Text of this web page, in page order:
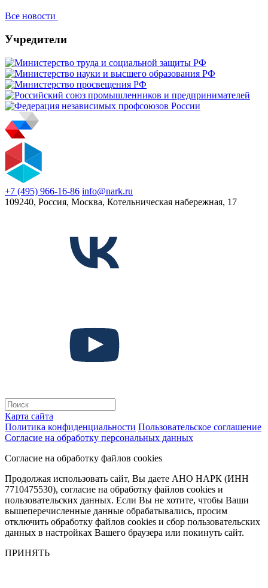
Все новости
Учредители
+7 (495) 966-16-86 info@nark.ru
109240, Россия, Москва, Котельническая набережная, 17
Карта сайта
Политика конфиденциальности Пользовательское соглашение
Согласие на обработку персональных данных
Согласие на обработку файлов cookies
Продолжая использовать сайт, Вы даете АНО НАРК (ИНН
7710475530), согласие на обработку файлов cookies и
пользовательских данных. Если Вы не хотите, чтобы Ваши
вышеперечисленные данные обрабатывались, просим
отключить обработку файлов cookies и сбор пользовательских
данных в настройках Вашего браузера или покинуть сайт.
ПРИНЯТЬ